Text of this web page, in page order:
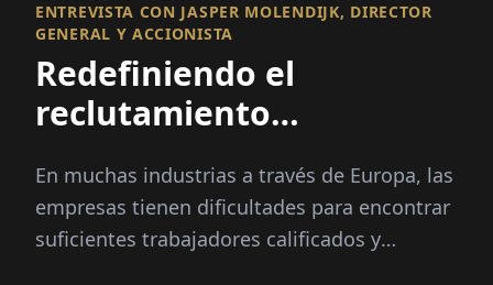
ENTREVISTA CON JASPER MOLENDIJK, DIRECTOR
GENERAL Y ACCIONISTA
Redefiniendo el
reclutamiento
En muchas industrias a través de Europa, las
empresas tienen dificultades para encontrar
suficientes trabajadores calificados y